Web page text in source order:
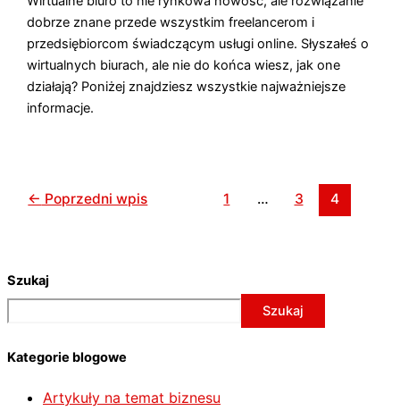
dobrze znane przede wszystkim freelancerom i
przedsiębiorcom świadczącym usługi online. Słyszałeś o
wirtualnych biurach, ale nie do końca wiesz, jak one
działają? Poniżej znajdziesz wszystkie najważniejsze
informacje.
← Poprzedni wpis 1 … 3 4
Szukaj
Szukaj
Kategorie blogowe
Artykuły na temat biznesu